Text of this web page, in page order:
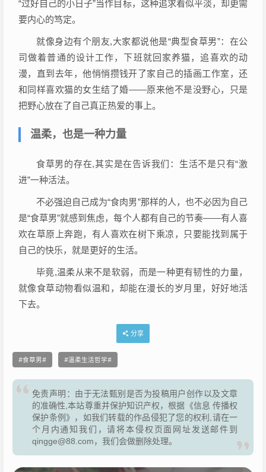
“过好自己的小日子”当作目标，这种追求看似平淡，却更需
要内心的笃定。
就像身边有个朋友,大家都说他是“典型食草男”：在公
司做着普通的设计工作，下班就回家养猫，追喜欢的动
漫，直到去年，他悄悄攒钱开了家自己的插画工作室，还
和同样喜欢猫的女生结了婚——原来他不是没野心，只是
把野心放在了自己真正热爱的事上。
温柔，也是一种力量
食草男的存在,其实是在告诉我们：生活不是只有“激
进”一种活法。
不必强迫自己成为“食肉男”那样的人，也不必因为自己
是“食草男”就感到焦虑，每个人都有自己的节奏——有人喜
欢在草原上奔跑，有人喜欢在树下乘凉，只要能找到属于
自己的快乐，就是更好的生活。
毕竟,温柔从来不是软弱，而是一种更有韧性的力量，
就像食草动物看似温和，却能在漫长的岁月里，好好地活
下去。
分享
食草男 温柔生活哲学
免责声明：由于无法甄别是否为投稿用户创作以及文章
的准确性,本站尊重并保护知识产权，根据《信息 传播权
保护条例》，如我们转载的作品侵犯了您的权利,请在一
个月内通知我们，请将本侵权页面网址发送邮件到
qingge@88.com，我们会做删除处理。